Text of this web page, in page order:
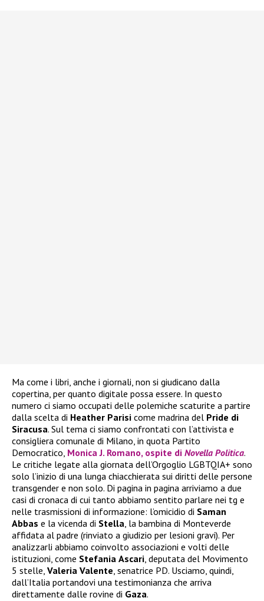
Ma come i libri, anche i giornali, non si giudicano dalla
copertina, per quanto digitale possa essere. In questo
numero ci siamo occupati delle polemiche scaturite a partire
dalla scelta di Heather Parisi come madrina del Pride di
Siracusa. Sul tema ci siamo confrontati con l’attivista e
consigliera comunale di Milano, in quota Partito
Democratico, Monica J. Romano, ospite di Novella Politica.
Le critiche legate alla giornata dell’Orgoglio LGBTQIA+ sono
solo l’inizio di una lunga chiacchierata sui diritti delle persone
transgender e non solo. Di pagina in pagina arriviamo a due
casi di cronaca di cui tanto abbiamo sentito parlare nei tg e
nelle trasmissioni di informazione: l’omicidio di Saman
Abbas e la vicenda di Stella, la bambina di Monteverde
affidata al padre (rinviato a giudizio per lesioni gravi). Per
analizzarli abbiamo coinvolto associazioni e volti delle
istituzioni, come Stefania Ascari, deputata del Movimento
5 stelle, Valeria Valente, senatrice PD. Usciamo, quindi,
dall’Italia portandovi una testimonianza che arriva
direttamente dalle rovine di Gaza.